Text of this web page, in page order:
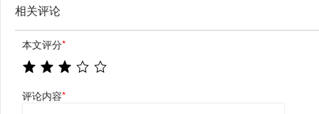
相关评论
本文评分*
评论内容*